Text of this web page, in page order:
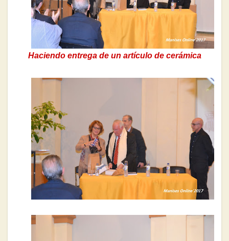
Haciendo entrega de un artículo de cerámica